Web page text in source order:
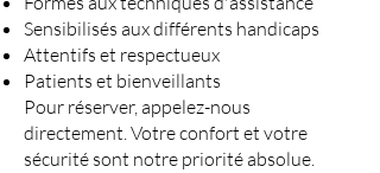
Sensibilisés aux différents handicaps
Attentifs et respectueux
Patients et bienveillants
Pour réserver, appelez-nous
directement. Votre confort et votre
sécurité sont notre priorité absolue.